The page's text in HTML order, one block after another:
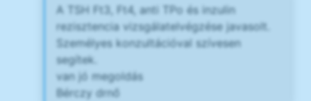
A TSH Ft3, Ft4, anti TPo és inzulin
rezisztencia vizsgálatelvégzése javasolt.
Személyes konzultációval szívesen
segítek.
van jó megoldás
Bérczy drnő